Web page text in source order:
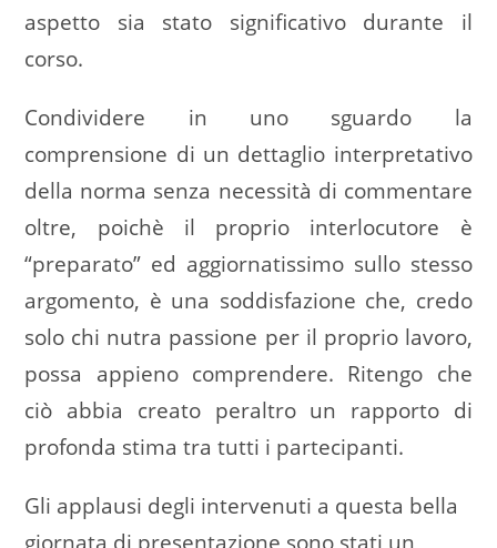
aspetto sia stato significativo durante il
corso.
Condividere in uno sguardo la
comprensione di un dettaglio interpretativo
della norma senza necessità di commentare
oltre, poichè il proprio interlocutore è
“preparato” ed aggiornatissimo sullo stesso
argomento, è una soddisfazione che, credo
solo chi nutra passione per il proprio lavoro,
possa appieno comprendere. Ritengo che
ciò abbia creato peraltro un rapporto di
profonda stima tra tutti i partecipanti.
Gli applausi degli intervenuti a questa bella
giornata di presentazione sono stati un